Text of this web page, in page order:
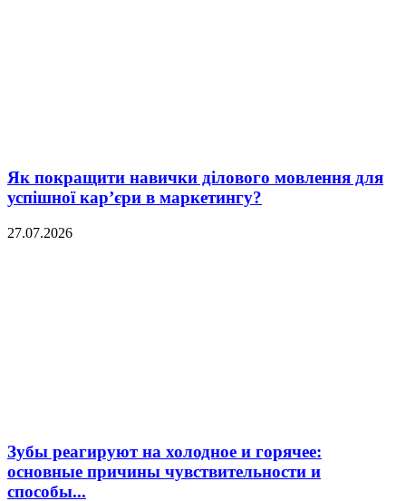
Як покращити навички ділового мовлення для
успішної кар’єри в маркетингу?
27.07.2026
Зубы реагируют на холодное и горячее:
основные причины чувствительности и
способы...